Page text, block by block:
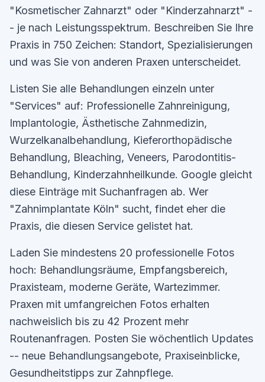
"Kosmetischer Zahnarzt" oder "Kinderzahnarzt" -
- je nach Leistungsspektrum. Beschreiben Sie Ihre
Praxis in 750 Zeichen: Standort, Spezialisierungen
und was Sie von anderen Praxen unterscheidet.
Listen Sie alle Behandlungen einzeln unter
"Services" auf: Professionelle Zahnreinigung,
Implantologie, Ästhetische Zahnmedizin,
Wurzelkanalbehandlung, Kieferorthopädische
Behandlung, Bleaching, Veneers, Parodontitis-
Behandlung, Kinderzahnheilkunde. Google gleicht
diese Einträge mit Suchanfragen ab. Wer
"Zahnimplantate Köln" sucht, findet eher die
Praxis, die diesen Service gelistet hat.
Laden Sie mindestens 20 professionelle Fotos
hoch: Behandlungsräume, Empfangsbereich,
Praxisteam, moderne Geräte, Wartezimmer.
Praxen mit umfangreichen Fotos erhalten
nachweislich bis zu 42 Prozent mehr
Routenanfragen. Posten Sie wöchentlich Updates
-- neue Behandlungsangebote, Praxiseinblicke,
Gesundheitstipps zur Zahnpflege.